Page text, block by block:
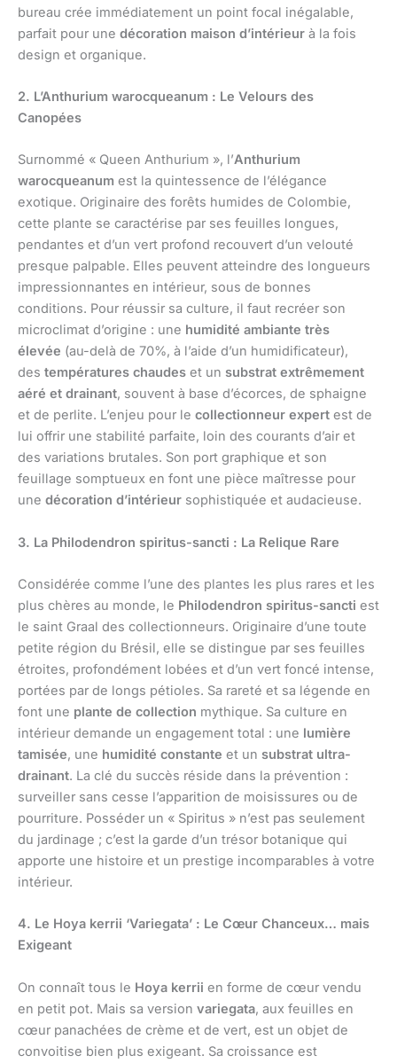
bureau crée immédiatement un point focal inégalable,
parfait pour une décoration maison d’intérieur à la fois
design et organique.
2. L’Anthurium warocqueanum : Le Velours des
Canopées
Surnommé « Queen Anthurium », l’Anthurium
warocqueanum est la quintessence de l’élégance
exotique. Originaire des forêts humides de Colombie,
cette plante se caractérise par ses feuilles longues,
pendantes et d’un vert profond recouvert d’un velouté
presque palpable. Elles peuvent atteindre des longueurs
impressionnantes en intérieur, sous de bonnes
conditions. Pour réussir sa culture, il faut recréer son
microclimat d’origine : une humidité ambiante très
élevée (au-delà de 70%, à l’aide d’un humidificateur),
des températures chaudes et un substrat extrêmement
aéré et drainant, souvent à base d’écorces, de sphaigne
et de perlite. L’enjeu pour le collectionneur expert est de
lui offrir une stabilité parfaite, loin des courants d’air et
des variations brutales. Son port graphique et son
feuillage somptueux en font une pièce maîtresse pour
une décoration d’intérieur sophistiquée et audacieuse.
3. La Philodendron spiritus-sancti : La Relique Rare
Considérée comme l’une des plantes les plus rares et les
plus chères au monde, le Philodendron spiritus-sancti est
le saint Graal des collectionneurs. Originaire d’une toute
petite région du Brésil, elle se distingue par ses feuilles
étroites, profondément lobées et d’un vert foncé intense,
portées par de longs pétioles. Sa rareté et sa légende en
font une plante de collection mythique. Sa culture en
intérieur demande un engagement total : une lumière
tamisée, une humidité constante et un substrat ultra-
drainant. La clé du succès réside dans la prévention :
surveiller sans cesse l’apparition de moisissures ou de
pourriture. Posséder un « Spiritus » n’est pas seulement
du jardinage ; c’est la garde d’un trésor botanique qui
apporte une histoire et un prestige incomparables à votre
intérieur.
4. Le Hoya kerrii ‘Variegata’ : Le Cœur Chanceux… mais
Exigeant
On connaît tous le Hoya kerrii en forme de cœur vendu
en petit pot. Mais sa version variegata, aux feuilles en
cœur panachées de crème et de vert, est un objet de
convoitise bien plus exigeant. Sa croissance est